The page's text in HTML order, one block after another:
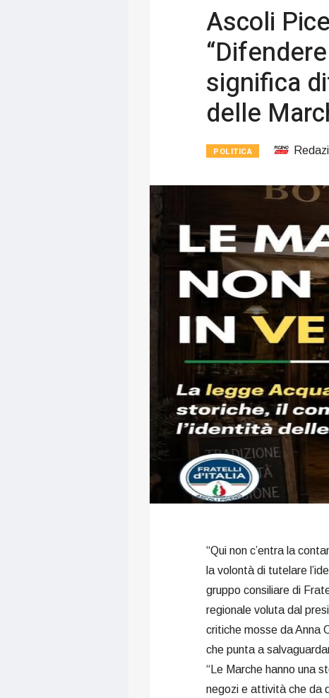
Ascoli
significa
delle
POLITICA
“Qui non c’entra la
la volontà di tutelare
gruppo consiliare di
regionale voluta dal
critiche mosse da Anna
che punta a
“Le Marche hanno una
negozi e attività che da